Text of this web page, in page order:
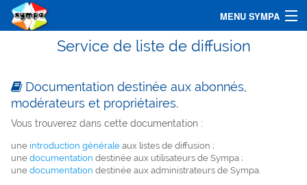
MENU SYMPA
Assistance
Connexion
Service de liste de diffusion
Documentation destinée aux abonnés,
modérateurs et propriétaires.
Vous trouverez dans cette documentation :
une introduction générale aux listes de diffusion ;
une documentation destinée aux utilisateurs de Sympa ;
une documentation destinée aux administrateurs de Sympa.